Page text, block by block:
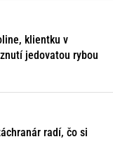
klientku v
jedovatou rybou
radí, čo si